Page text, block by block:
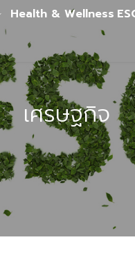
Health & Wellness
เศรษฐกิจ